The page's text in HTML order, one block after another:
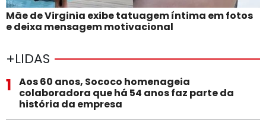
Mãe de Virginia exibe tatuagem íntima em fotos
e deixa mensagem motivacional
+LIDAS
1
Aos 60 anos, Sococo homenageia
colaboradora que há 54 anos faz parte da
história da empresa